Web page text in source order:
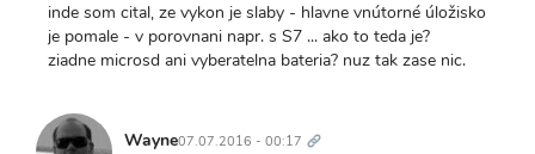
inde som cital, ze vykon je slaby - hlavne vnútorné úložisko
je pomale - v porovnani napr. s S7 ... ako to teda je?
ziadne microsd ani vyberatelna bateria? nuz tak zase nic.
Wayne07.07.2016 - 00:17 odkaz